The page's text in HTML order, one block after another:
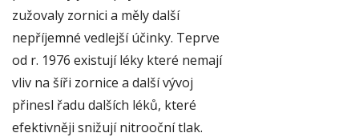
zužovaly zornici a měly další
nepříjemné vedlejší účinky. Teprve
od r. 1976 existují léky které nemají
vliv na šíři zornice a další vývoj
přinesl řadu dalších léků, které
efektivněji snižují nitrooční tlak.